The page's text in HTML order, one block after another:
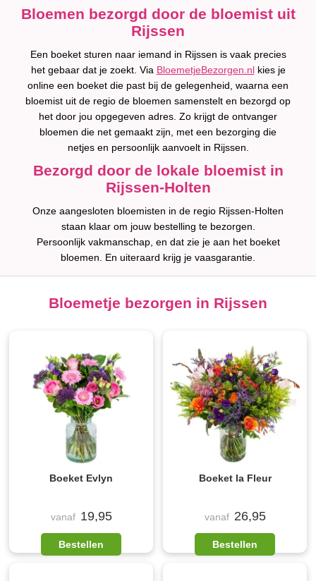
Bloemen bezorgd door de bloemist uit
Rijssen
Een boeket sturen naar iemand in Rijssen is vaak precies
het gebaar dat je zoekt. Via BloemetjeBezorgen.nlkies je
online een boeket die past bij de gelegenheid, waarna een
bloemist uit de regio de bloemen samenstelt en bezorgd op
het door jou opgegeven adres. Zo krijgt de ontvanger
bloemen die net gemaakt zijn, met een bezorging die
netjes en persoonlijk aanvoelt in Rijssen.
Bezorgd door de lokale bloemist in
Rijssen-Holten
Onze aangesloten bloemisten in de regio Rijssen-Holten
staan klaar om jouw bestelling te bezorgen.
Persoonlijk vakmanschap, en dat zie je aan het boeket
bloemen. En uiteraard krijg je vaasgarantie.
Bloemetje bezorgen in Rijssen
Boeket Evlyn
vanaf 19,95
Bestellen
Boeket la Fleur
vanaf 26,95
Bestellen